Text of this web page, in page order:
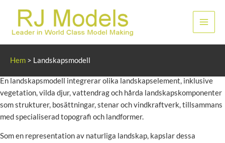
innehållet
Hem > Landskapsmodell
Landskapsmodell
En landskapsmodell integrerar olika landskapselement, inklusive
vegetation, vilda djur, vattendrag och hårda landskapskomponenter
som strukturer, bosättningar, stenar och vindkraftverk, tillsammans
med specialiserad topografi och landformer.
Som en representation av naturliga landskap, kapslar dessa